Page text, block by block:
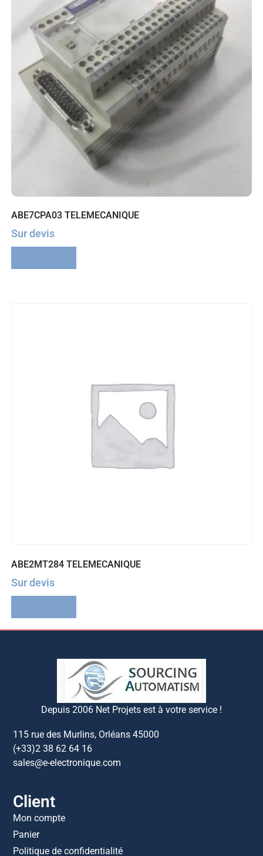
ABE7CPA03 TELEMECANIQUE
Sur devis
ABE2MT284 TELEMECANIQUE
Sur devis
Depuis 2006 Net Projets est à votre service !
115 rue des Murlins, Orléans 45000
(+33)2 38 62 64 16
sales@e-electronique.com
Client
Mon compte
Panier
Politique de confidentialité